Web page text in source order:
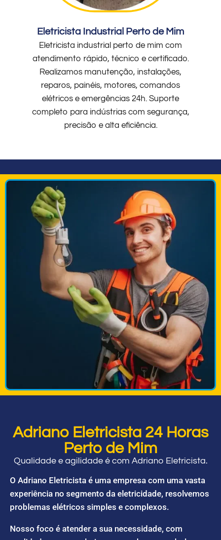
Eletricista Industrial Perto de Mim
Eletricista industrial perto de mim com
atendimento rápido, técnico e certificado.
Realizamos manutenção, instalações,
reparos, painéis, motores, comandos
elétricos e emergências 24h. Suporte
completo para indústrias com segurança,
precisão e alta eficiência.
Adriano Eletricista 24 Horas
Perto de Mim
Qualidade e agilidade é com Adriano Eletricista.
O Adriano Eletricista é uma empresa com uma vasta
experiência no segmento da eletricidade, resolvemos
problemas elétricos simples e complexos.
Nosso foco é atender a sua necessidade, com